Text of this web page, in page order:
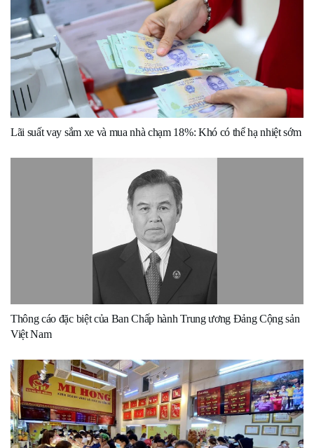
Lãi suất vay sắm xe và mua nhà chạm 18%: Khó có thể hạ nhiệt sớm
Thông cáo đặc biệt của Ban Chấp hành Trung ương Đảng Cộng sản
Việt Nam